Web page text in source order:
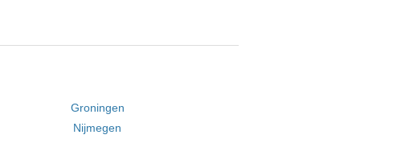
Groningen
Nijmegen